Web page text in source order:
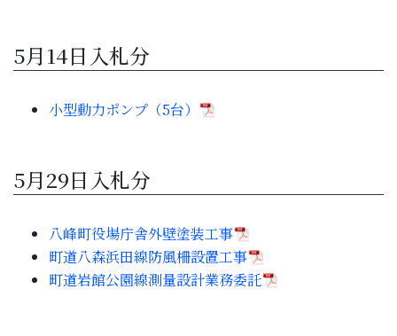
5月14日入札分
小型動力ポンプ（5台）
5月29日入札分
八峰町役場庁舎外壁塗装工事
町道八森浜田線防風柵設置工事
町道岩館公園線測量設計業務委託